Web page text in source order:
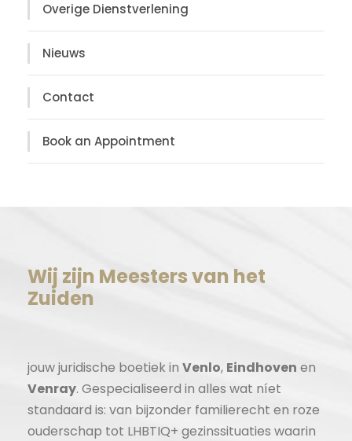
Overige Dienstverlening
Nieuws
Contact
Book an Appointment
Wij zijn Meesters van het
Zuiden
jouw juridische boetiek in Venlo, Eindhoven en
Venray. Gespecialiseerd in alles wat níet
standaard is: van bijzonder familierecht en roze
ouderschap tot LHBTIQ+ gezinssituaties waarin